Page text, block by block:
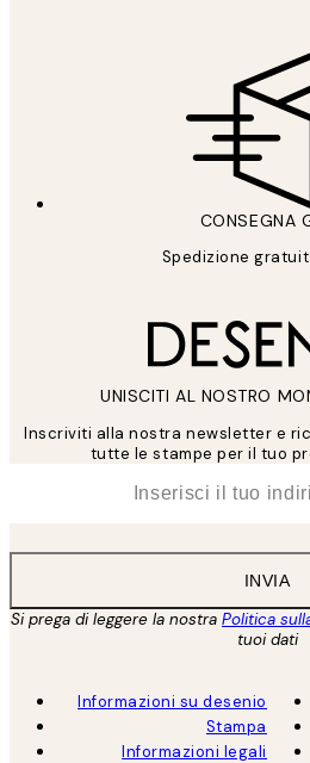
CONSEGNA
Spedizione
UNISCITI AL NOSTRO
Inscriviti alla nostra newsletter e
tutte le stampe per il tuo
INVIA
Si prega di leggere la nostra Politica
tuoi dati
Informazioni su desenio
Stampa
Informazioni legali